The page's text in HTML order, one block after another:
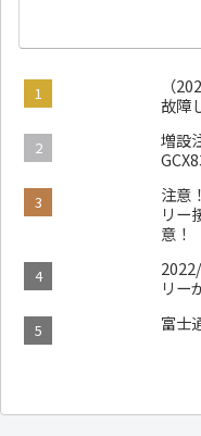
（
故障
増設
注意
リー
意！
リー
富士